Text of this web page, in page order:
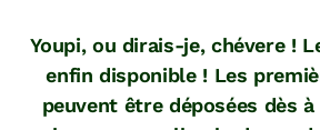
Youpi, ou dirais-je, chévere !
enfin disponible ! Les
peuvent être déposées dès